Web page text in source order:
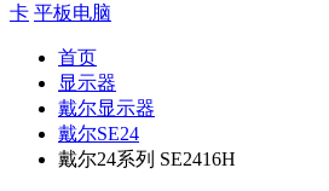
卡 平板电脑
首页
显示器
戴尔显示器
戴尔SE24
戴尔24系列 SE2416H